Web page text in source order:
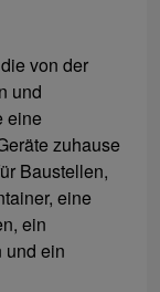
von der
und
eine
zuhause
Baustellen,
eine
ein
und ein